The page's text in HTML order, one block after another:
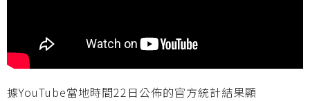
據YouTube當地時間22日公佈的官方統計結果顯